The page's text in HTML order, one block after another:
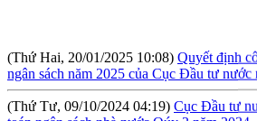
Quyết định
ngân sách năm 2025 của Cục Đầu tư nước
(Thứ Tư, 09/10/2024 04:19)
Cục Đầu tư
toán ngân sách nhà nước Qúy 3 năm 2024